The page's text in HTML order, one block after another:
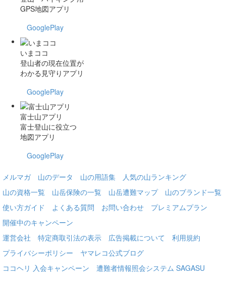
GPS地図アプリ
GooglePlay
いまココ
登山者の現在位置が
わかる見守りアプリ
GooglePlay
富士山アプリ
富士登山に役立つ
地図アプリ
GooglePlay
メルマガ 山のデータ 山の用語集
人気の山ランキング
山の資格一覧
山岳保険の一覧 山岳遭難マップ
山のブランド一覧
使い方ガイド
よくある質問 お問い合わせ
プレミアムプラン
開催中のキャンペーン
運営会社
特定商取引法の表示 広告掲載について
利用規約
プライバシーポリシー
ヤマレコ公式ブログ
ココヘリ 入会キャンペーン
遭難者情報照会システム SAGASU